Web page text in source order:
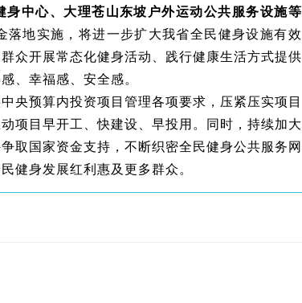
身中心、大理苍山东坡户外运动公共服务设施等
落地实施，将进一步扩大我省全民健身设施有效
众开展常态化健身活动、践行健康生活方式提供
、幸福感、安全感。
央预算内投资项目管理各项要求，压紧压实项目
项目早开工、快建设、早投用。同时，持续加大
取国家资金支持，不断织密全民健身公共服务网
健身发展红利惠及更多群众。